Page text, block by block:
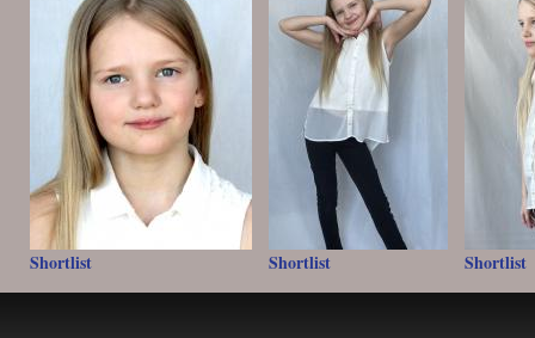
Shortlist Shortlist Shortlist